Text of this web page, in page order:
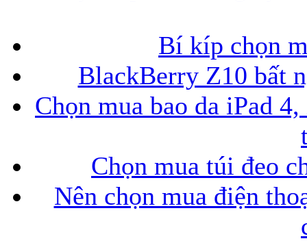
Bí kíp chọn
BlackBerry Z10 bất
Chọn mua bao da iPad
Chọn mua túi đeo
Nên chọn mua điện